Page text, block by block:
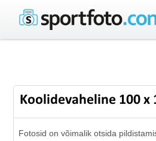
Koolidevaheline 100 x
Fotosid on võimalik otsida